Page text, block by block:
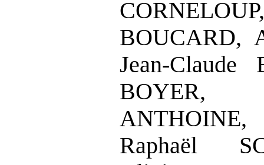
BOUCARD,
Jean‑Claude
BOYER,
ANTHOINE,
Raphaël